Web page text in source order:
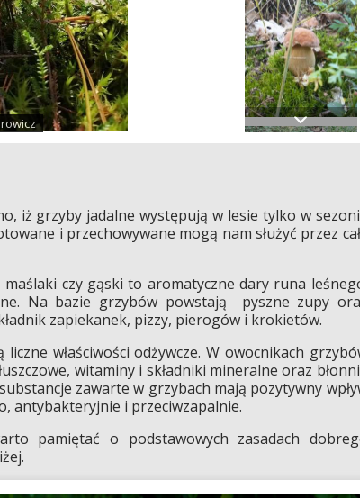
iż grzyby jadalne występują w lesie tylko w
i przechowywane mogą nam służyć przez
czy gąski to aromatyczne dary runa
Na bazie grzybów powstają pyszne zupy
zapiekanek, pizzy, pierogów i krokietów.
właściwości odżywcze. W owocnikach
witaminy i składniki mineralne oraz
zawarte w grzybach mają pozytywny
antybakteryjnie i przeciwzapalnie.
pamiętać o podstawowych zasadach